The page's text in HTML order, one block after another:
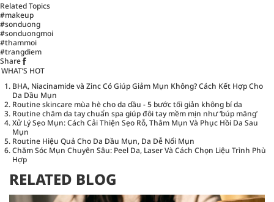
Related Topics
#makeup
#sonduong
#sonduongmoi
#thammoi
#trangdiem
Share
WHAT’S HOT
BHA, Niacinamide và Zinc Có Giúp Giảm Mụn Không? Cách Kết Hợp Cho
Da Dầu Mụn
Routine skincare mùa hè cho da dầu - 5 bước tối giản không bí da
Routine chăm da tay chuẩn spa giúp đôi tay mềm mịn như ‘búp măng’
Xử Lý Sẹo Mụn: Cách Cải Thiện Sẹo Rỗ, Thâm Mụn Và Phục Hồi Da Sau
Mụn
Routine Hiệu Quả Cho Da Dầu Mụn, Da Dễ Nổi Mụn
Chăm Sóc Mụn Chuyên Sâu: Peel Da, Laser Và Cách Chọn Liệu Trình Phù
Hợp
RELATED BLOG